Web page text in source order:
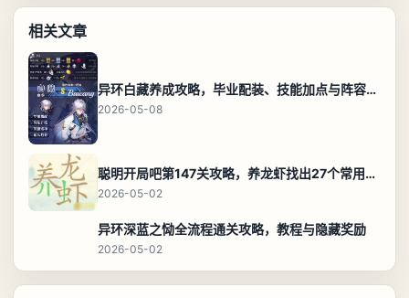
相关文章
异环白藏养成攻略，毕业配装、技能加点与阵容搭配保姆级解析
2026-05-08
聪明开局吧第147关攻略，养龙虾找出27个常用字通关答案
2026-05-02
异环深蓝之恸全流程通关攻略，教程与隐藏奖励
2026-05-02